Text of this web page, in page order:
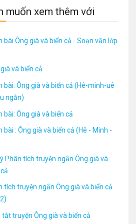
muốn xem thêm với
bài Ông già và biển cả - Soạn văn lớp
và biển cả
bài: Ông già và biển cả (Hê-minh-uê
ngắn)
bài: Ông già và biển cả
bài : Ông già và biển cả (Hê - Minh -
Phân tích truyện ngắn Ông già và
tích truyện ngắn Ông già và biển cả
tắt truyện Ông già và biển cả